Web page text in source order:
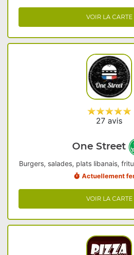
VOIR LA CARTE
27 avis
One Street
Burgers, salades, plats libanais,
Actuellement
VOIR LA CARTE